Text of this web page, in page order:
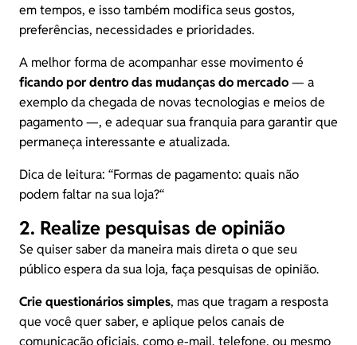
em tempos, e isso também modifica seus gostos,
preferências, necessidades e prioridades.
A melhor forma de acompanhar esse movimento é
ficando por dentro das mudanças do mercado— a
exemplo da chegada de novas tecnologias e meios de
pagamento —, e adequar sua franquia para garantir que
permaneça interessante e atualizada.
Dica de leitura: “Formas de pagamento: quais não
podem faltar na sua loja?“
2. Realize pesquisas de opinião
Se quiser saber da maneira mais direta o que seu
público espera da sua loja, faça pesquisas de opinião.
Crie questionários simples, mas que tragam a resposta
que você quer saber, e aplique pelos canais de
comunicação oficiais, como e-mail, telefone, ou mesmo